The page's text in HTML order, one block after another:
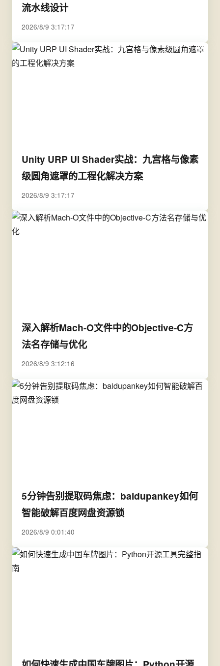
流水线设计
2026/8/9 3:17:17
Unity URP UI Shader实战：九宫格与像素
级圆角遮罩的工程化解决方案
2026/8/9 3:17:17
深入解析Mach-O文件中的Objective-C方
法名存储与优化
2026/8/9 3:12:16
5分钟告别提取码焦虑：baidupankey如何
智能破解百度网盘资源锁
2026/8/9 0:01:40